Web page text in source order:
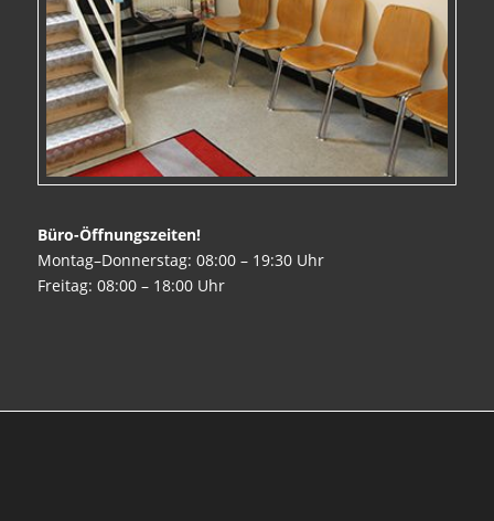
Büro-Öffnungszeiten!
Montag–Donnerstag: 08:00 – 19:30 Uhr
Freitag: 08:00 – 18:00 Uhr